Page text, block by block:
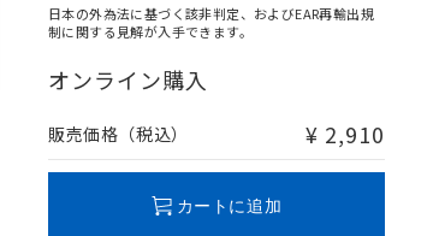
日本の外為法に基づく該非判定、およびEAR再輸出規
制に関する見解が入手できます。
オンライン購入
販売価格（税込） ¥ 2,910
カートに追加